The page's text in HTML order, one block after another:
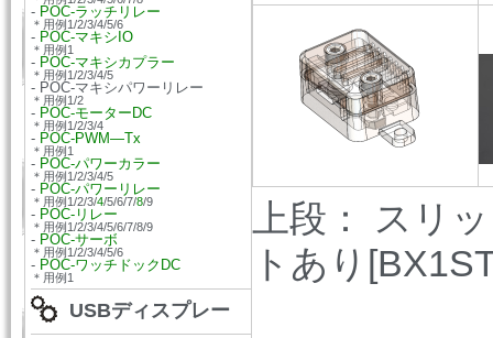
- POC-ラッチリレー
＊用例1/2/3/4/5/6
- POC-マキシIO
＊用例1
- POC-マキシカプラー
＊用例1/2/3/4/5
- POC-マキシパワーリレー
＊用例1/2
- POC-モーターDC
＊用例1/2/3/4
- POC-PWM—Tx
＊用例1
- POC-パワーカラー
＊用例1/2/3/4/5
- POC-パワーリレー
＊用例1/2/3/4/5/6/7/8/9
- POC-リレー
＊用例1/2/3/4/5/6/7/8/9
- POC-サーボ
＊用例1/2/3/4/5/6
- POC-ワッチドックDC
＊用例1
USBディスプレー
上段： スリ
トあり[